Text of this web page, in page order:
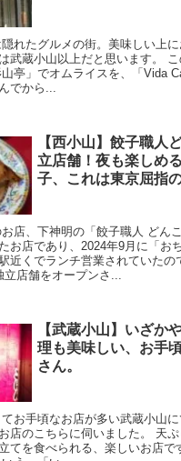
れたグルメの街。美味しい上
武蔵小山以上だと思います。
亭」でオムライスを、「Vida
でから...
【西小山】餃子職人
立店舗！夜も楽しめ
子、これは東京屈指
店、下神明の「餃子職人 どん
お店であり、2024年9月に「お
近くでランチ営業されていたの
立店舗をオープンさ...
【武蔵小山】いざか
理も美味しい、お手
さん。
お手頃なお店が多い武蔵小山
店のこちらに伺いました。 天
てを食べられる、楽しいお店で